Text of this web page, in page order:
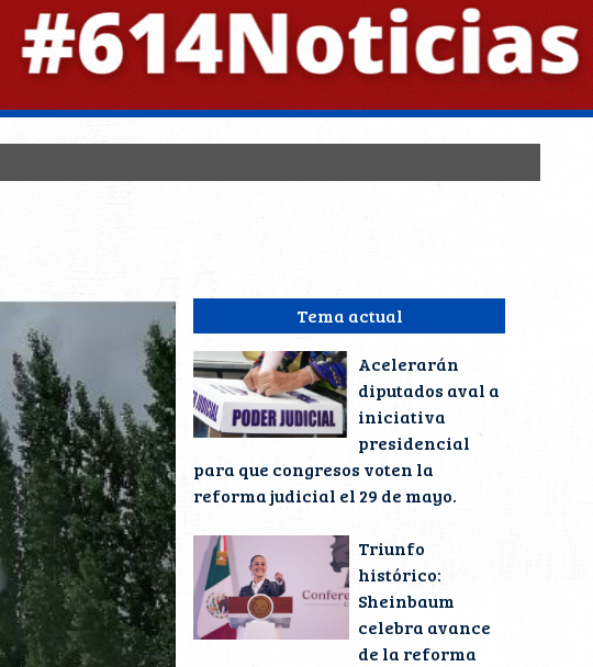
Tema actual
Acelerarán
diputados aval a
iniciativa
presidencial
para que congresos voten la
reforma judicial el 29 de mayo.
Triunfo
histórico:
Sheinbaum
celebra avance
de la reforma